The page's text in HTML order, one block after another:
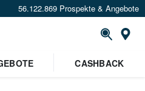
56.122.869 Prospekte & Angebote
CASHBACK